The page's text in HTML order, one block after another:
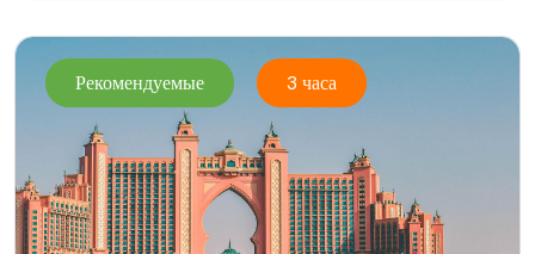
Рекомендуемые 3 часа